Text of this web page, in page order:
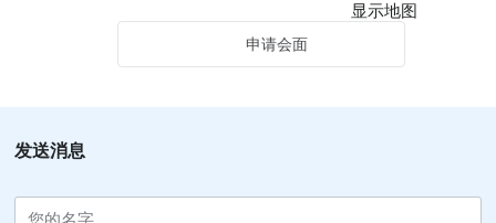
显示地图
申请会面
发送消息